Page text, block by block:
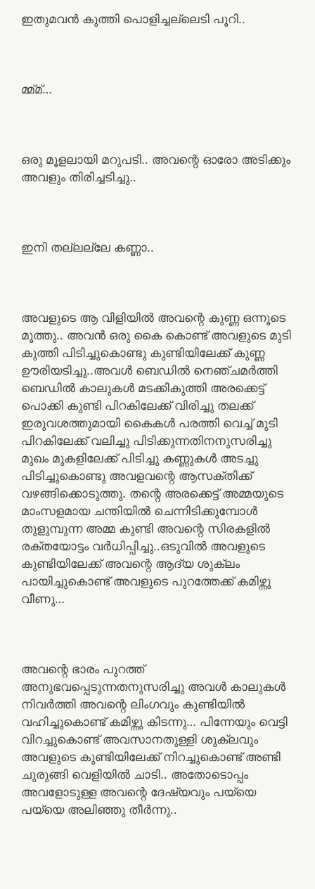
ഇതുമവൻ കുത്തി പൊളിച്ചല്ലെടി പൂറി..
മ്മ്മ്…
ഒരു മൂളലായി മറുപടി.. അവന്റെ ഓരോ അടിക്കും
അവളും തിരിച്ചടിച്ചു..
ഇനി തല്ലല്ലേ കണ്ണാ..
അവളുടെ ആ വിളിയിൽ അവന്റെ കുണ്ണ ഒന്നൂടെ
മൂത്തു.. അവൻ ഒരു കൈ കൊണ്ട് അവളുടെ മുടി
കുത്തി പിടിച്ചുകൊണ്ടു കുണ്ടിയിലേക്ക് കുണ്ണ
ഊരിയടിച്ചു..അവൾ ബെഡിൽ നെഞ്ചമർത്തി
ബെഡിൽ കാലുകൾ മടക്കികുത്തി അരക്കെട്ട്
പൊക്കി കുണ്ടി പിറകിലേക്ക് വിരിച്ചു തലക്ക്
ഇരുവശത്തുമായി കൈകൾ പരത്തി വെച്ച് മുടി
പിറകിലേക്ക് വലിച്ചു പിടിക്കുന്നതിനനുസരിച്ചു
മുഖം മുകളിലേക്ക് പിടിച്ചു കണ്ണുകൾ അടച്ചു
പിടിച്ചുകൊണ്ടു അവളവന്റെ ആസക്തിക്ക്
വഴങ്ങിക്കൊടുത്തു. തന്റെ അരക്കെട്ട് അമ്മയുടെ
മാംസളമായ ചന്തിയിൽ ചെന്നിടിക്കുമ്പോൾ
തുളുമ്പുന്ന അമ്മ കുണ്ടി അവന്റെ സിരകളിൽ
രക്തയോട്ടം വർധിപ്പിച്ചു..ഒടുവിൽ അവളുടെ
കുണ്ടിയിലേക്ക് അവന്റെ ആദ്യ ശുക്ലം
പായിച്ചുകൊണ്ട് അവളുടെ പുറത്തേക്ക് കമിഴ്ന്നു
വീണു…
അവന്റെ ഭാരം പുറത്ത്
അനുഭവപ്പെടുന്നതനുസരിച്ചു അവൾ കാലുകൾ
നിവർത്തി അവന്റെ ലിംഗവും കുണ്ടിയിൽ
വഹിച്ചുകൊണ്ട് കമിഴ്ന്നു കിടന്നു… പിന്നേയും വെട്ടി
വിറച്ചുകൊണ്ട് അവസാനതുള്ളി ശുക്ലവും
അവളുടെ കുണ്ടിയിലേക്ക് നിറച്ചുകൊണ്ട് അണ്ടി
ചുരുങ്ങി വെളിയിൽ ചാടി.. അതോടൊപ്പം
അവളോടുള്ള അവന്റെ ദേഷ്യവും പയ്യെ
പയ്യെ അലിഞ്ഞു തീർന്നു..